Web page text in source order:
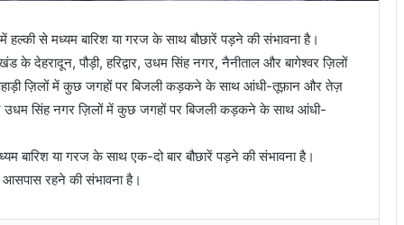
हल्की से मध्यम बारिश या गरज के साथ बौछारें पड़ने की संभावना है।
के देहरादून, पौड़ी, हरिद्वार, उधम सिंह नगर, नैनीताल और बागेश्वर ज़िलों
पहाड़ी ज़िलों में कुछ जगहों पर बिजली कड़कने के साथ आंधी-तूफ़ान और तेज़
उधम सिंह नगर ज़िलों में कुछ जगहों पर बिजली कड़कने के साथ आंधी-
बारिश या गरज के साथ एक-दो बार बौछारें पड़ने की संभावना है।
रहने की संभावना है।